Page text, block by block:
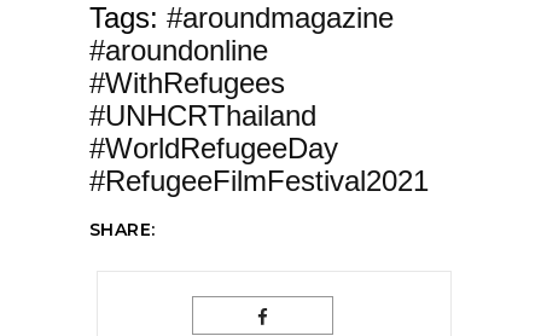
Tags: #aroundmagazine
#aroundonline
#WithRefugees
#UNHCRThailand
#WorldRefugeeDay
#RefugeeFilmFestival2021
SHARE: